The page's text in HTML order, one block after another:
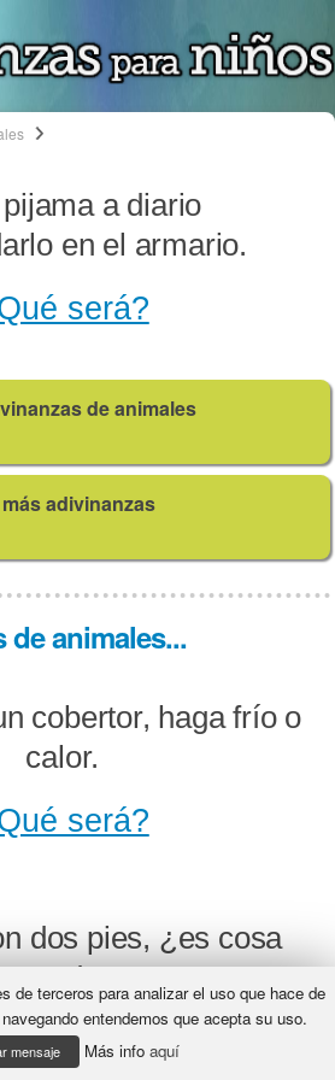
a diario
en el armario.
será?
de animales
adivinanzas
de animales...
cobertor, haga frío o
calor.
será?
dos pies, ¿es cosa
puede ser?
será?
de terceros para analizar el uso que hace de
entendemos que acepta su uso.
mensaje Más info aquí